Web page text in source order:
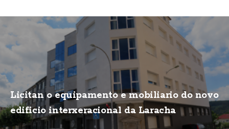
Licitan o equipamento e mobiliario do novo
edificio interxeracional da Laracha